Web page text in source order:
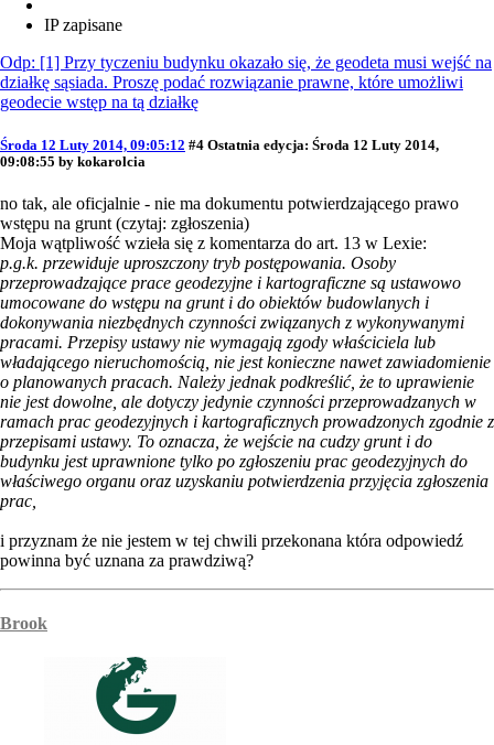
IP zapisane
Odp: [1] Przy tyczeniu budynku okazało się, że geodeta musi wejść na
działkę sąsiada. Proszę podać rozwiązanie prawne, które umożliwi
geodecie wstęp na tą działkę
Środa 12 Luty 2014, 09:05:12 #4 Ostatnia edycja: Środa 12 Luty 2014,
09:08:55 by kokarolcia
no tak, ale oficjalnie - nie ma dokumentu potwierdzającego prawo
wstępu na grunt (czytaj: zgłoszenia)
Moja wątpliwość wzieła się z komentarza do art. 13 w Lexie:
p.g.k. przewiduje uproszczony tryb postępowania. Osoby
przeprowadzające prace geodezyjne i kartograficzne są ustawowo
umocowane do wstępu na grunt i do obiektów budowlanych i
dokonywania niezbędnych czynności związanych z wykonywanymi
pracami. Przepisy ustawy nie wymagają zgody właściciela lub
władającego nieruchomością, nie jest konieczne nawet zawiadomienie
o planowanych pracach. Należy jednak podkreślić, że to uprawienie
nie jest dowolne, ale dotyczy jedynie czynności przeprowadzanych w
ramach prac geodezyjnych i kartograficznych prowadzonych zgodnie z
przepisami ustawy. To oznacza, że wejście na cudzy grunt i do
budynku jest uprawnione tylko po zgłoszeniu prac geodezyjnych do
właściwego organu oraz uzyskaniu potwierdzenia przyjęcia zgłoszenia
prac,
i przyznam że nie jestem w tej chwili przekonana która odpowiedź
powinna być uznana za prawdziwą?
Brook